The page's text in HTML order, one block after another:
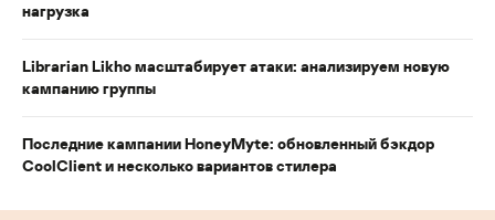
нагрузка
Librarian Likho масштабирует атаки: анализируем новую
кампанию группы
Последние кампании HoneyMyte: обновленный бэкдор
CoolClient и несколько вариантов стилера